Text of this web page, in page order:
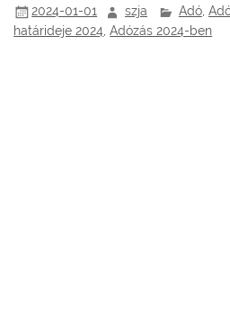
2024-01-01 szja Adó,
határideje 2024 ,Adózás 2024-ben